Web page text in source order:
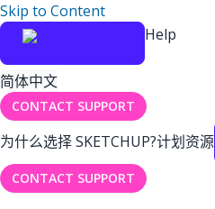
Skip to Content
Help
简体中文
CONTACT SUPPORT
为什么选择 SKETCHUP?计划资源
CONTACT SUPPORT